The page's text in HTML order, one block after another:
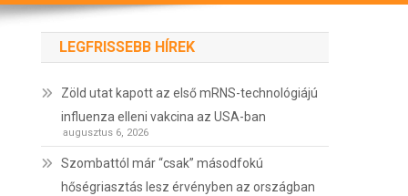
LEGFRISSEBB HÍREK
Zöld utat kapott az első mRNS-technológiájú
influenza elleni vakcina az USA-ban
augusztus 6, 2026
Szombattól már “csak” másodfokú
hőségriasztás lesz érvényben az országban